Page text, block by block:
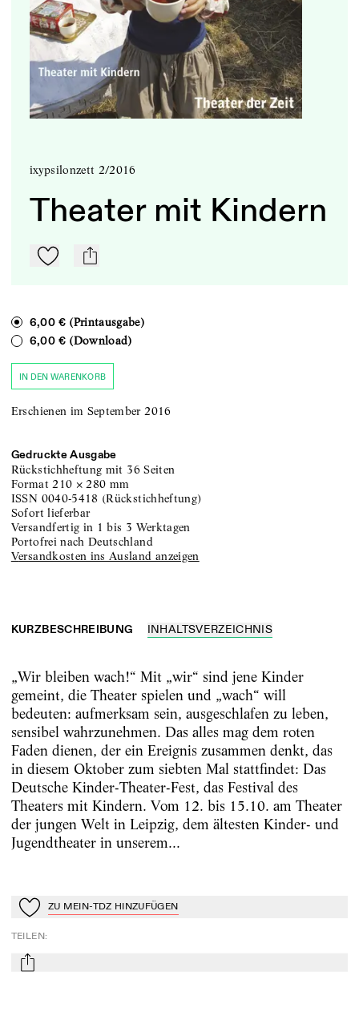
ixypsilonzett 2/2016
Theater mit Kindern
Zu Mein-TdZ hinzufügen
mail
6,00 €(Printausgabe)
6,00 €(Download)
IN DEN WARENKORB
Erschienen im September 2016
Gedruckte Ausgabe
Rückstichheftung mit 36 Seiten
Format210 ×280 mm
ISSN 0040-5418 (Rückstichheftung)
sofort lieferbar
versandfertig in 1 bis 3 Werktagen
portofrei nach Deutschland
Versandkosten ins Ausland anzeigen
KURZBESCHREIBUNG INHALTSVERZEICHNIS
„Wir bleiben wach!“ Mit „wir“ sind jene Kinder
gemeint, die Theater spielen und „wach“ will
bedeuten: aufmerksam sein, ausgeschlafen zu leben,
sensibel wahrzunehmen. Das alles mag dem roten
Faden dienen, der ein Ereignis zusammen denkt, das
in diesem Oktober zum siebten Mal stattfindet: Das
Deutsche Kinder-Theater-Fest, das Festival des
Theaters mit Kindern. Vom 12. bis 15.10. am Theater
der jungen Welt in Leipzig, dem ältesten Kinder- und
Jugendtheater in unserem...
Zu Mein-TdZ hinzufügen
ZU MEIN-TDZ HINZUFÜGEN
TEILEN:
mail